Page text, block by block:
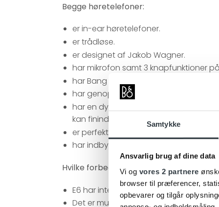
Samtykke
Ansvarlig brug af dine data
Vi og vores 2 partnere
browser til præferencer,
opbevarer og tilgår
Begge høretelefoner:
er in-ear høretelefoner.
er trådløse.
er designet af Jakob Wagner.
har mikrofon samt 3 knapfunktioner
har Bang & Olufsen Signature Sound,
har genopladeligt batteri med op til 5
har en dynamisk 6,4 mm højttaler, en
kan finindstilles.
er perfekte til en aktiv dagligdag i et
har indbyggede magnet i hvert
Hvilke forbedringer finder du så i den
E6 har integrerede ørefinner for bedre
Det er muligt at oplade E6 mens de